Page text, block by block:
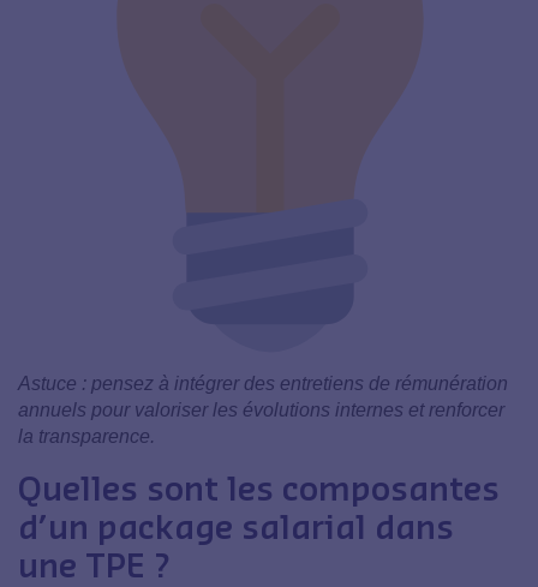
Astuce : pensez à intégrer des entretiens de rémunération
annuels pour valoriser les évolutions internes et renforcer
la transparence.
Quelles sont les composantes
d’un package salarial dans
une TPE ?